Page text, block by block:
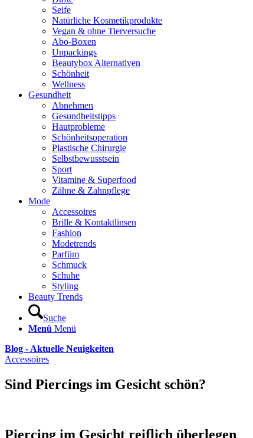
Seife
Natürliche Kosmetikprodukte
Vegan & ohne Tierversuche
Abo-Boxen
Unpackings
Beautybox Alternativen
Schönheit
Wellness
Gesundheit
Abnehmen
Gesundheitstipps
Hautprobleme
Schönheitsoperation
Plastische Chirurgie
Selbstbewusstsein
Sport
Vitamine & Superfood
Zähne & Zahnpflege
Mode
Accessoires
Brille & Kontaktlinsen
Fashion
Modetrends
Parfüm
Schmuck
Schuhe
Styling
Beauty Trends
Suche
Menü Menü
Blog - Aktuelle Neuigkeiten
Accessoires
Sind Piercings im Gesicht schön?
Piercing im Gesicht reiflich überlegen